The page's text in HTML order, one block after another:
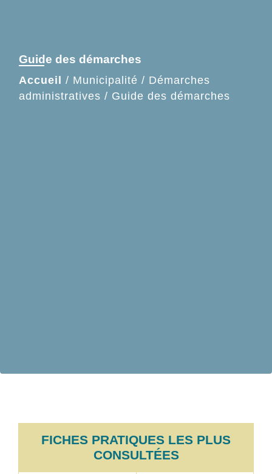
Guide des démarches
Accueil / Municipalité / Démarches
administratives / Guide des démarches
FICHES PRATIQUES LES PLUS
CONSULTÉES